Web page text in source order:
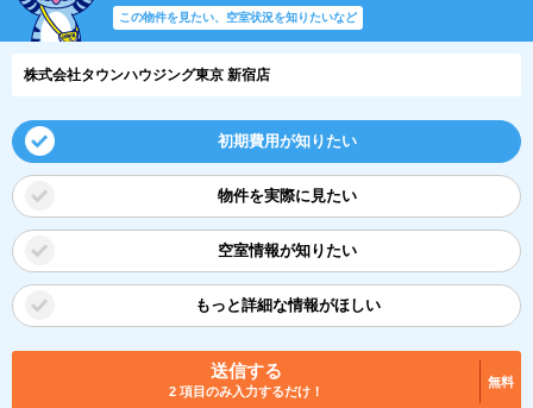
この物件を見たい、空室状況を知りたいなど
株式会社タウンハウジング東京 新宿店
初期費用が知りたい
物件を実際に見たい
空室情報が知りたい
もっと詳細な情報がほしい
送信する
2 項目のみ入力するだけ！
無料